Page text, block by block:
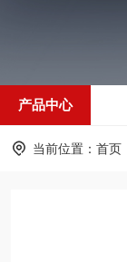
产品中心
当前位置： 首页